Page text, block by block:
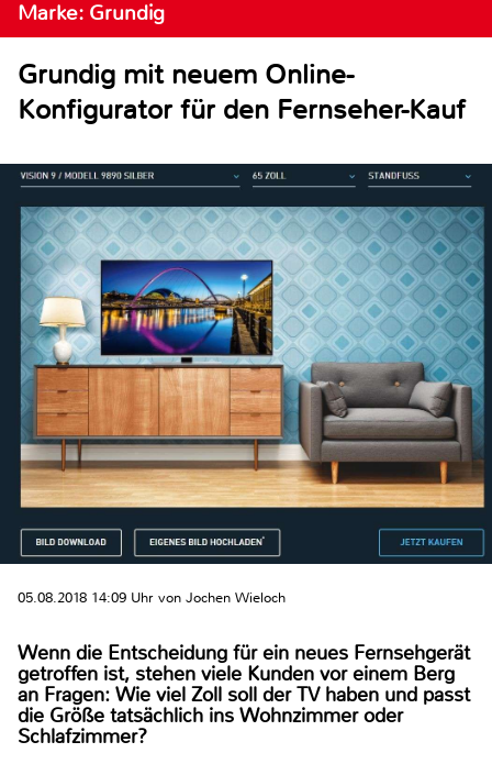
Marke: Grundig
Grundig mit neuem Online-
Konfigurator für den Fernseher-Kauf
05.08.2018 14:09 Uhr von Jochen Wieloch
Wenn die Entscheidung für ein neues Fernsehgerät
getroffen ist, stehen viele Kunden vor einem Berg
an Fragen: Wie viel Zoll soll der TV haben und passt
die Größe tatsächlich ins Wohnzimmer oder
Schlafzimmer?